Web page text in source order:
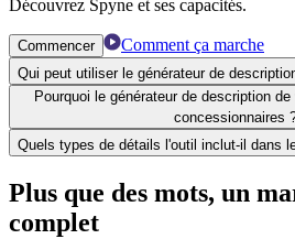
Découvrez Spyne et ses capacités.
Commencer Comment ça marche
Qui peut utiliser le générateur de
Pourquoi le générateur de description
concessionnaires
Quels types de détails l'outil inclut-il dans
Plus que des mots, un
complet